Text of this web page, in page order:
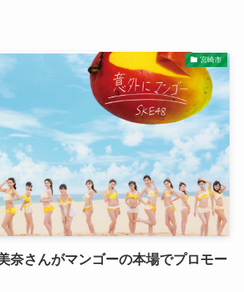
宮崎市
奈さんがマンゴーの本場でプロモー